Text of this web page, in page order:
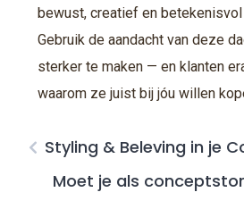
bewust, creatief en betekenisvol
Gebruik de aandacht van deze
sterker te maken — en klanten
waarom ze juist bij jóu willen
Styling & Beleving in je
Moet je als